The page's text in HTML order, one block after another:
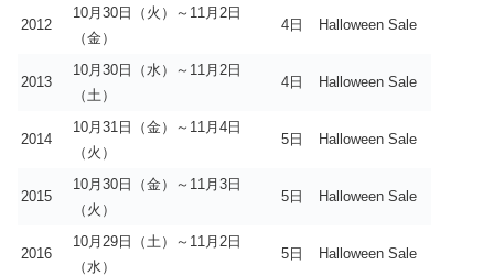
2012
10月30日（火）～11月2日
（金）
4日 Halloween Sale
2013
10月30日（水）～11月2日
（土）
4日 Halloween Sale
2014
10月31日（金）～11月4日
（火）
5日 Halloween Sale
2015
10月30日（金）～11月3日
（火）
5日 Halloween Sale
2016
10月29日（土）～11月2日
（水）
5日 Halloween Sale